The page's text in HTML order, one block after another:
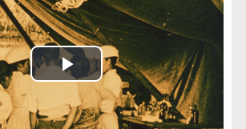
ジタルアーカイブ ビブリオグラフィー
る関東大震災 関連サイト一覧
このサイトについて
よくあるご質問